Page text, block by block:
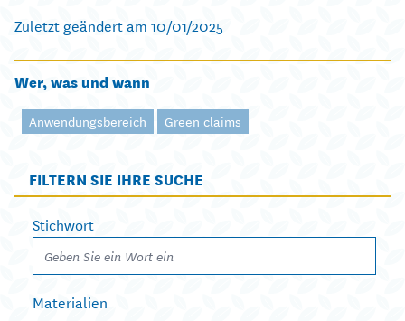
Zuletzt geändert am 10/01/2025
Wer, was und wann
Anwendungsbereich Green claims
FILTERN SIE IHRE SUCHE
Stichwort
Materialien